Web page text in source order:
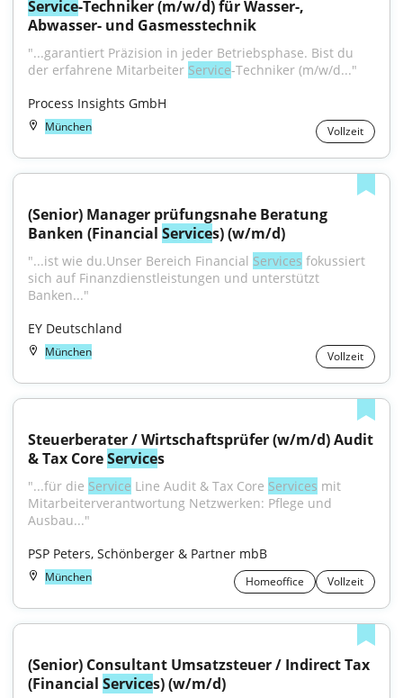
Service-Techniker (m/w/d) für Wasser-,
Abwasser- und Gasmesstechnik
"...garantiert Präzision in jeder Betriebsphase. Bist du
der erfahrene Mitarbeiter Service-Techniker (m/w/d..."
Process Insights GmbH
München Vollzeit
(Senior) Manager prüfungsnahe Beratung
Banken (Financial Services) (w/m/d)
"...ist wie du.Unser Bereich Financial Services fokussiert
sich auf Finanzdienstleistungen und unterstützt
Banken..."
EY Deutschland
München Vollzeit
Steuerberater / Wirtschaftsprüfer (w/m/d) Audit
& Tax Core Services
"...für die Service Line Audit & Tax Core Services mit
Mitarbeiterverantwortung Netzwerken: Pflege und
Ausbau..."
PSP Peters, Schönberger & Partner mbB
München Homeoffice Vollzeit
(Senior) Consultant Umsatzsteuer / Indirect Tax
(Financial Services) (w/m/d)